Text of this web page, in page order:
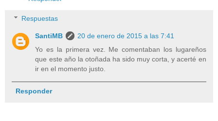
Respuestas
SantiMB
20 de enero de 2015 a las 7:41
Yo es la primera vez. Me comentaban los lugareños
que este año la otoñada ha sido muy corta, y acerté en
ir en el momento justo.
Responder